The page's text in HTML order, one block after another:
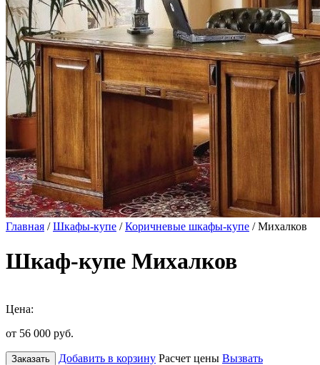
Главная /Шкафы-купе /Коричневые шкафы-купе / Михалков
Шкаф-купе Михалков
Цена:
от 56 000 руб.
Заказать Добавить в корзину Расчет цены Вызвать